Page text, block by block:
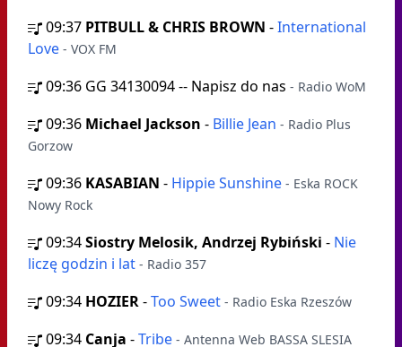
09:37 PITBULL & CHRIS BROWN -International
Love - VOX FM
09:36 GG 34130094 -- Napisz do nas - Radio WoM
09:36 Michael Jackson - Billie Jean - Radio Plus
Gorzow
09:36 KASABIAN - Hippie Sunshine - Eska ROCK
Nowy Rock
09:34Siostry Melosik, Andrzej Rybiński - Nie
liczę godzin i lat - Radio 357
09:34 HOZIER-Too Sweet - Radio Eska Rzeszów
09:34 Canja -Tribe - Antenna Web BASSA SLESIA